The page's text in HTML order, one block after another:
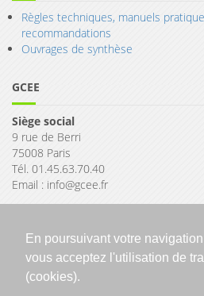
En poursuivant votre
vous acceptez l'utilisation de
(cookies).
Règles techniques, manuels
recommandations
Ouvrages de synthèse
GCEE
Siège social
9 rue de Berri
75008 Paris
Tél. 01.45.63.70.40
Email : info@gcee.fr